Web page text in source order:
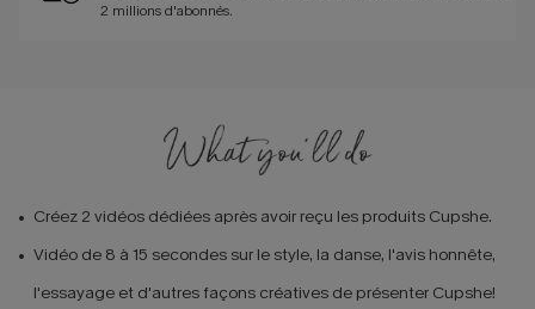
2 millions d'abonnés.
Créez 2 vidéos dédiées après avoir reçu les produits Cupshe.
Vidéo de 8 à 15 secondes sur le style, la danse, l'avis honnête,
l'essayage et d'autres façons créatives de présenter Cupshe!